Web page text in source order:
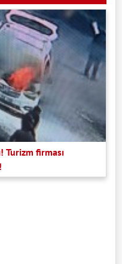
Turizm firması